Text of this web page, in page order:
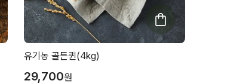
유기농 골든퀸(4kg)
29,700원